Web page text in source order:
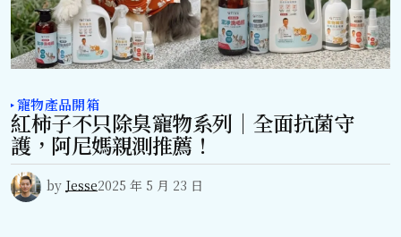
寵物產品開箱
紅柿子不只除臭寵物系列｜全面抗菌守
護，阿尼媽親測推薦！
by Jesse2025 年 5 月 23 日